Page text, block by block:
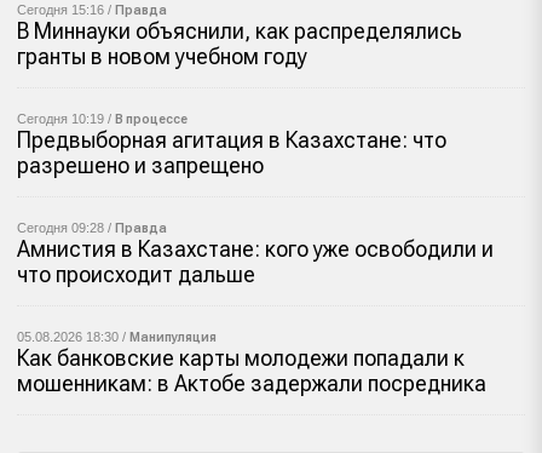
Сегодня 15:16 / Правда
В Миннауки объяснили, как распределялись
гранты в новом учебном году
Сегодня 10:19 / В процессе
Предвыборная агитация в Казахстане: что
разрешено и запрещено
Сегодня 09:28 / Правда
Амнистия в Казахстане: кого уже освободили и
что происходит дальше
05.08.2026 18:30 / Манипуляция
Как банковские карты молодежи попадали к
мошенникам: в Актобе задержали посредника